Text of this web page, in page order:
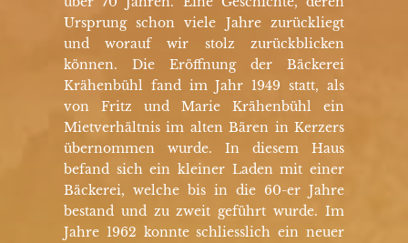
Ursprung schon viele Jahre zurückliegt
und worauf wir stolz zurückblicken
können. Die Eröffnung der Bäckerei
Krähenbühl fand im Jahr 1949 statt, als
von Fritz und Marie Krähenbühl ein
Mietverhältnis im alten Bären in Kerzers
übernommen wurde. In diesem Haus
befand sich ein kleiner Laden mit einer
Bäckerei, welche bis in die 60-er Jahre
bestand und zu zweit geführt wurde. Im
Jahre 1962 konnte schliesslich ein neuer